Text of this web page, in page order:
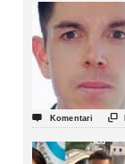
 Komentari 